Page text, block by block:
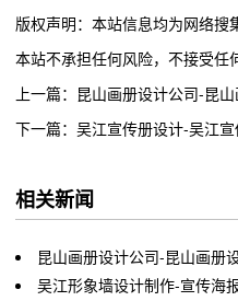
版权声明：本站信息均为网络搜
本站不承担任何风险，不接受任
上一篇：昆山画册设计公司-昆
下一篇：吴江宣传册设计-吴江
相关新闻
昆山画册设计公司-昆山画册
吴江形象墙设计制作-宣传海